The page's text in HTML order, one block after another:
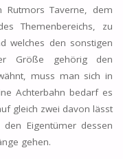
Rutmors Taverne, dem
Themenbereichs, zu
welches den sonstigen
Größe gehörig den
muss man sich in
Achterbahn bedarf es
gleich zwei davon lässt
Eigentümer dessen
gehen.